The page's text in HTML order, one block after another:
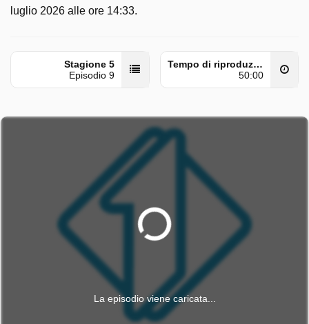
luglio 2026 alle ore 14:33.
Stagione 5
Episodio 9
Tempo di riproduzione
50:00
La episodio viene caricata...